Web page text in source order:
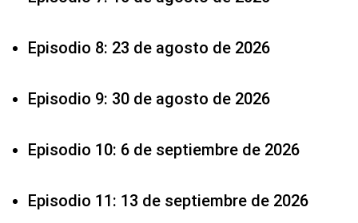
Episodio 8: 23 de agosto de 2026
Episodio 9: 30 de agosto de 2026
Episodio 10: 6 de septiembre de 2026
Episodio 11: 13 de septiembre de 2026